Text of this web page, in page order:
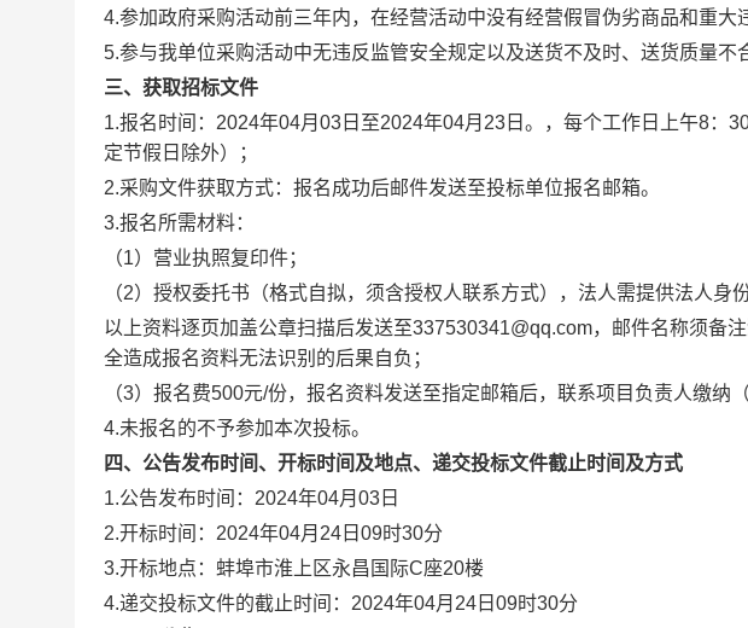
4.参加政府采购活动前三年内，在经营活动中没有经营假冒伪劣商品和重大
5.参与我单位采购活动中无违反监管安全规定以及送货不及时、送货质量不
三、获取招标文件
1.报名时间：2024年04月03日至2024年04月23日。，每个工作日上午8：
定节假日除外）；
2.采购文件获取方式：报名成功后邮件发送至投标单位报名邮箱。
3.报名所需材料：
（1）营业执照复印件；
（2）授权委托书（格式自拟，须含授权人联系方式），法人需提供法人身份
以上资料逐页加盖公章扫描后发送至337530341@qq.com，邮件名称须备
全造成报名资料无法识别的后果自负；
（3）报名费500元/份，报名资料发送至指定邮箱后，联系项目负责人缴纳
4.未报名的不予参加本次投标。
四、公告发布时间、开标时间及地点、递交投标文件截止时间及方式
1.公告发布时间：2024年04月03日
2.开标时间：2024年04月24日09时30分
3.开标地点：蚌埠市淮上区永昌国际C座20楼
4.递交投标文件的截止时间：2024年04月24日09时30分